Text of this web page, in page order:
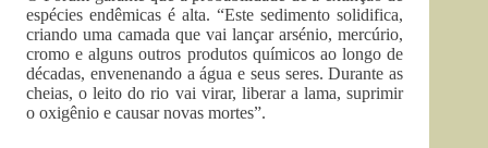
espécies endêmicas é alta. “Este sedimento solidifica,
criando uma camada que vai lançar arsénio, mercúrio,
cromo e alguns outros produtos químicos ao longo de
décadas, envenenando a água e seus seres. Durante as
cheias, o leito do rio vai virar, liberar a lama, suprimir
o oxigênio e causar novas mortes”.